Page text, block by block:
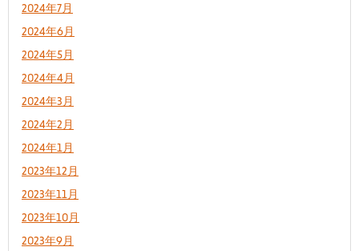
2024年7月
2024年6月
2024年5月
2024年4月
2024年3月
2024年2月
2024年1月
2023年12月
2023年11月
2023年10月
2023年9月